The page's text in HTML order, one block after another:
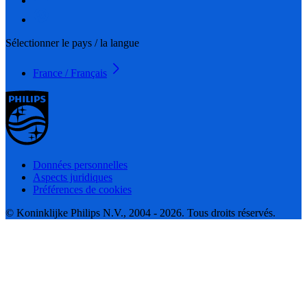
Sélectionner le pays / la langue
France / Français
Données personnelles
Aspects juridiques
Préférences de cookies
© Koninklijke Philips N.V., 2004 - 2026. Tous droits réservés.